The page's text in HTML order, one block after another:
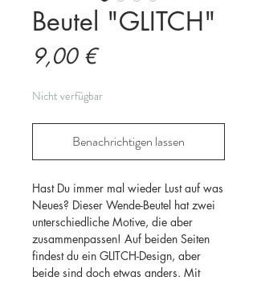
Beutel "GLITCH"
9,00 €Preis
Nicht verfügbar
Benachrichtigen lassen
Hast Du immer mal wieder Lust auf was
Neues? Dieser Wende-Beutel hat zwei
unterschiedliche Motive, die aber
zusammenpassen! Auf beiden Seiten
findest du ein GLITCH-Design, aber
beide sind doch etwas anders. Mit